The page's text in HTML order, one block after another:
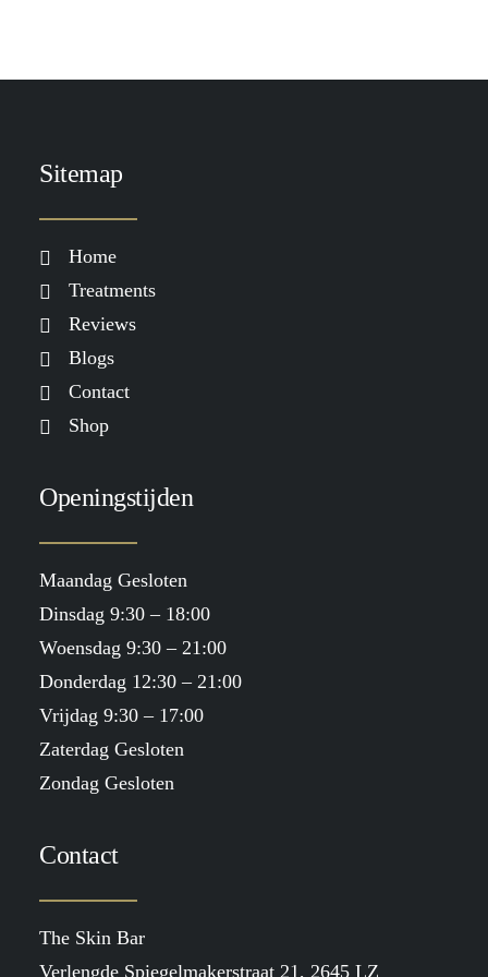
Sitemap
Home
Treatments
Reviews
Blogs
Contact
Shop
Openingstijden
Maandag Gesloten
Dinsdag 9:30 – 18:00
Woensdag 9:30 – 21:00
Donderdag 12:30 – 21:00
Vrijdag 9:30 – 17:00
Zaterdag Gesloten
Zondag Gesloten
Contact
The Skin Bar
Verlengde Spiegelmakerstraat 21, 2645 LZ